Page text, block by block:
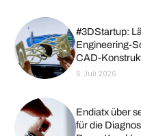
#3DStartup:
Engineering-
CAD-
6. Juli 2026
Endiatx über
für die